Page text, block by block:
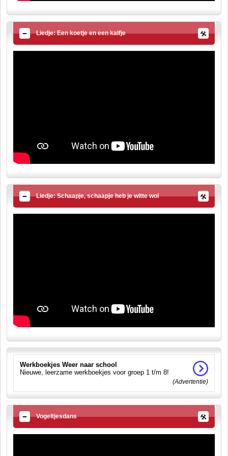
Liedje: Een koetje en een kalfje
Liedje: Schaapje, schaapje heb je witte wol
Werkboekjes Weer naar school
Nieuwe, leerzame werkboekjes voor groep 1 t/m 8!
(Advertentie)
Vogeltjesdans